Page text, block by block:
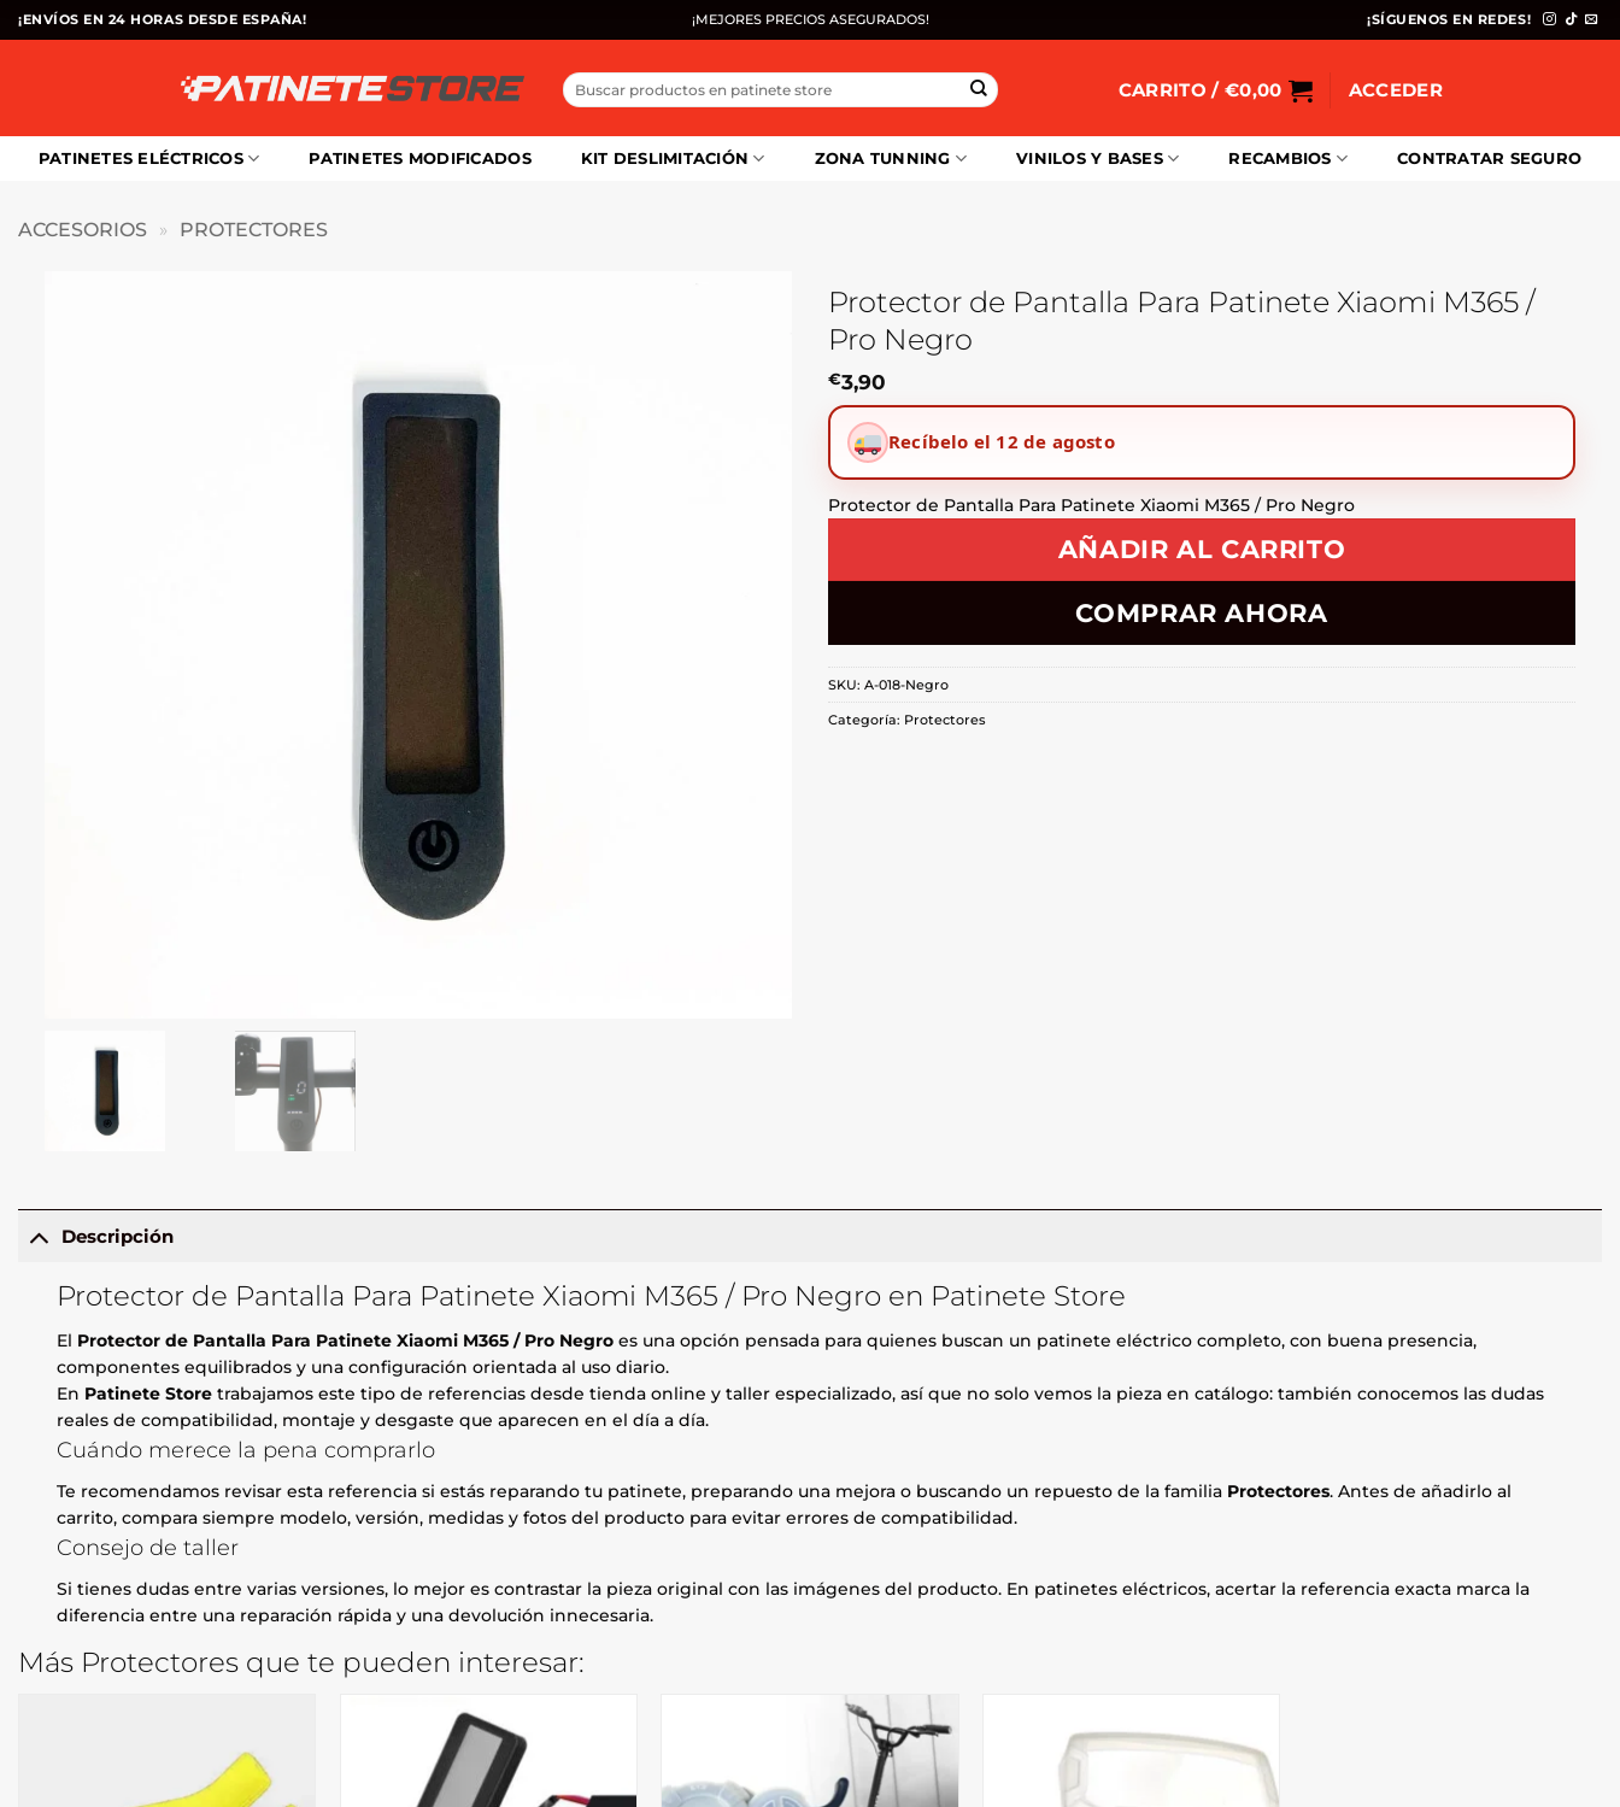
Saltar
al
¡ENVÍOS EN 24 HORAS DESDE ESPAÑA! ¡MEJORES PRECIOS ASEGURADOS! ¡SÍGUENOS EN REDES!
Buscar
por:
CARRITO / €0,00 ACCEDER
PATINETES ELÉCTRICOS PATINETES MODIFICADOS KIT DESLIMITACIÓN ZONA TUNNING VINILOS Y BASES RECAMBIOS CONTRATAR SEGURO
ACCESORIOS » PROTECTORES
Protector de Pantalla Para Patinete Xiaomi M365 /
Pro Negro
€3,90
Recíbelo el 12 de agosto
Protector de Pantalla Para Patinete Xiaomi M365 / Pro Negro
AÑADIR AL CARRITO
COMPRAR AHORA
SKU: A-018-Negro
Categoría: Protectores
Descripción
Protector de Pantalla Para Patinete Xiaomi M365 / Pro Negro en Patinete Store
El Protector de Pantalla Para Patinete Xiaomi M365 / Pro Negro es una opción pensada para quienes buscan un patinete eléctrico completo, con buena presencia,
componentes equilibrados y una configuración orientada al uso diario.
En Patinete Store trabajamos este tipo de referencias desde tienda online y taller especializado, así que no solo vemos la pieza en catálogo: también conocemos las dudas
reales de compatibilidad, montaje y desgaste que aparecen en el día a día.
Cuándo merece la pena comprarlo
Te recomendamos revisar esta referencia si estás reparando tu patinete, preparando una mejora o buscando un repuesto de la familia Protectores. Antes de añadirlo al
carrito, compara siempre modelo, versión, medidas y fotos del producto para evitar errores de compatibilidad.
Consejo de taller
Si tienes dudas entre varias versiones, lo mejor es contrastar la pieza original con las imágenes del producto. En patinetes eléctricos, acertar la referencia exacta marca la
diferencia entre una reparación rápida y una devolución innecesaria.
Más Protectores que te pueden interesar: